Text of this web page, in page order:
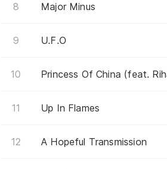
Major Minus
U.F.O
Princess Of China (feat.
Up In Flames
A Hopeful Transmission